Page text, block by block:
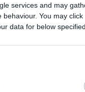
services and may
You may
data for below
που
ανέδειξε
Καβάλας